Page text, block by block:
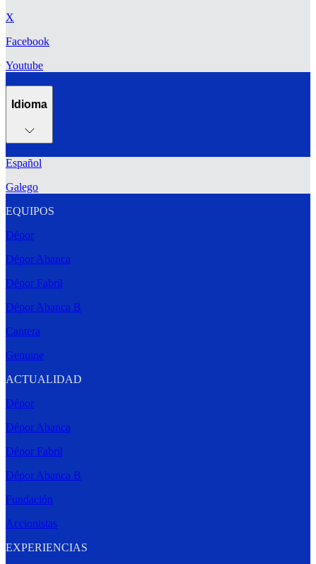
X
Facebook
Youtube
Idioma
Español
Galego
EQUIPOS
Dépor
Dépor Abanca
Dépor Fabril
Dépor Abanca B
Cantera
Genuine
ACTUALIDAD
Dépor
Dépor Abanca
Dépor Fabril
Dépor Abanca B
Fundación
Accionistas
EXPERIENCIAS